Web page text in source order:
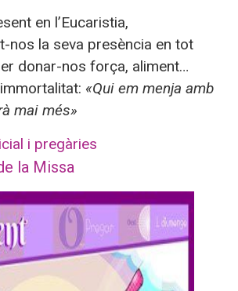
en l’Eucaristia,
nos la seva presència en tot
donar-nos força, aliment…
«Qui em menja amb
mai més»
i pregàries
la Missa